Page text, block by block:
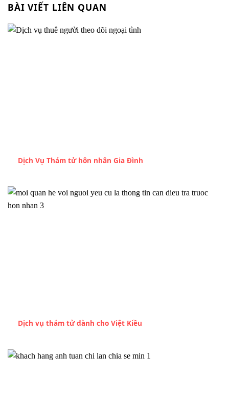
BÀI VIẾT LIÊN QUAN
Dịch Vụ Thám tử hôn nhân Gia Đình
Dịch vụ thám tử dành cho Việt Kiều